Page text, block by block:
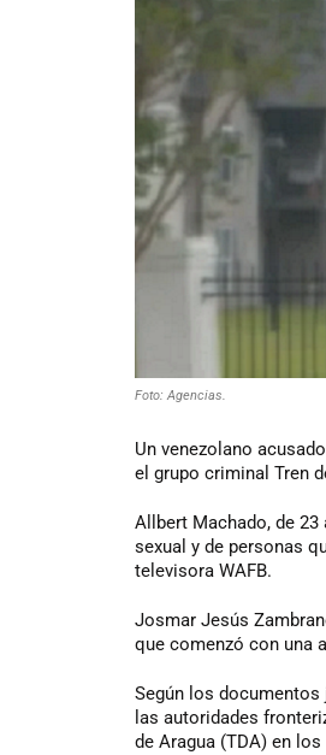
Foto: Agencias.
Un venezolano
el grupo criminal Tren
Allbert Machado, de
sexual y de personas
televisora WAFB.
Josmar Jesús
que comenzó con una
Según los
las autoridades
de Aragua (TDA) en